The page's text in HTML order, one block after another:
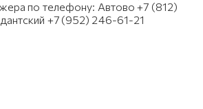
по телефону: Автово +7 (812)
+7 (952) 246-61-21